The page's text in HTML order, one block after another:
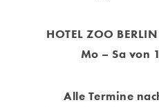
HOTEL ZOO
Mo – Sa von
Alle Termine